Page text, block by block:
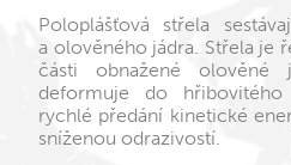
Poloplášťová střela
a olověného jádra. Střela je
části obnažené
deformuje do
rychlé předání kinetické
sníženou odrazivostí.